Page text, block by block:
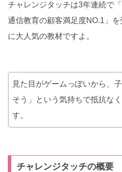
チャレンジタッチは3年連続で
通信教育の顧客満足度NO.1」
に大人気の教材ですよ。
見た目がゲームっぽいから、
そう」という気持ちで抵抗な
す。
チャレンジタッチの概要